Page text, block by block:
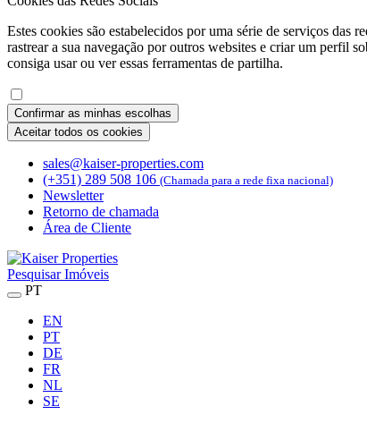
Estes cookies são estabelecidos por uma série de serviços das
rastrear a sua navegação por outros websites e criar um perfil
consiga usar ou ver essas ferramentas de partilha.
Confirmar as minhas escolhas
Aceitar todos os cookies
sales@kaiser-properties.com
(+351) 289 508 106 (Chamada para a rede fixa nacional)
Newsletter
Retorno de chamada
Área de Cliente
Pesquisar Imóveis
PT
EN
PT
DE
FR
NL
SE